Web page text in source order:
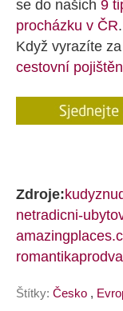
se do našich 9
procházku v ČR.
Když vyrazíte
cestovní
Zdroje:
netradicni-
Štítky: Česko ,